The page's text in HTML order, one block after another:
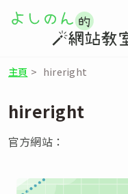
主頁 > hireright
hireright
官方網站：